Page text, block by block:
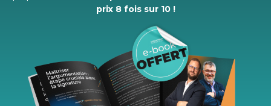
ces derniers perdent peu à peu leur motivation. C’est à ce
moment-là que nous intervenons pour des journées
conférences afin de rebooster tes équipes et leur énergie
Nos conférences sont également un moment propice
aux rencontres, pour élargir son réseau, s’enrichir des
expériences des autres, rencontrer ses collègues et ainsi
prix 8 fois sur 10 !